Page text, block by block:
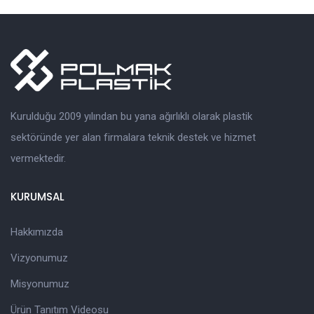
Kurulduğu 2009 yılından bu yana ağırlıklı olarak plastik
sektöründe yer alan firmalara teknik destek ve hizmet
vermektedir.
KURUMSAL
Hakkımızda
Vizyonumuz
Misyonumuz
Ürün Tanıtım Videosu